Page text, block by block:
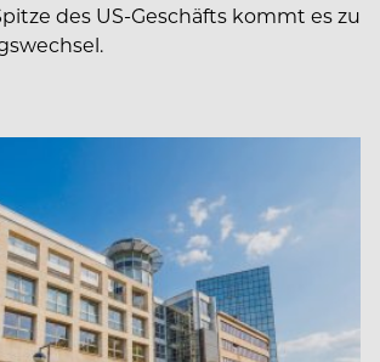
des US-Geschäfts kommt es zu